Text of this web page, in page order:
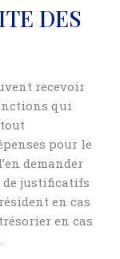
DES
recevoir
qui
pour le
demander
de justificatifs
en cas
en cas